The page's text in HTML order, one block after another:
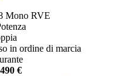
Mono RVE
in ordine di marcia
€